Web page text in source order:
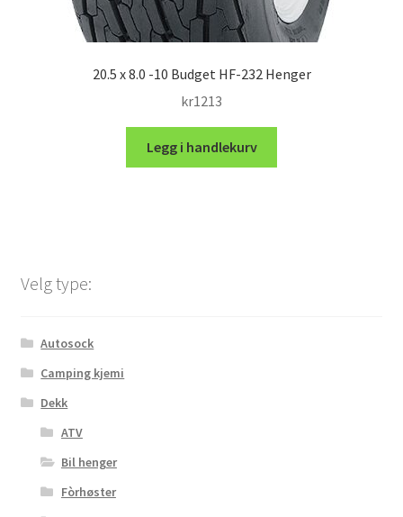
20.5 x 8.0 -10 Budget HF-232 Henger
kr1213
Legg i handlekurv
Velg type:
Autosock
Camping kjemi
Dekk
ATV
Bil henger
Fòrhøster